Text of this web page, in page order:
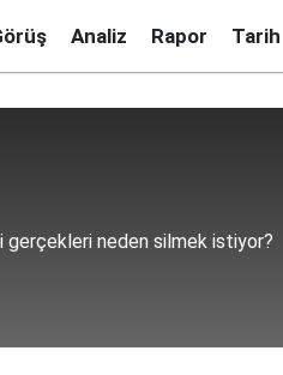
Analiz Rapor Tarih
gerçekleri neden silmek istiyor?